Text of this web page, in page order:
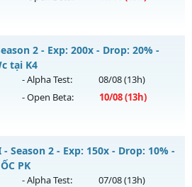
Cuốc Không Mốc Nạp Giá Trị
- Mở máy chủ
Webzen
2 - Exp: 200x - Drop: 20% -
tại K4
- Alpha Test: 08/08(13h)
- Open Beta: 10/08(13h)
Ngọc Cao Train Wc tại K4
- Mở máy chủ
Season 2 - Exp: 150x - Drop: 10% -
PK
- Alpha Test: 07/08(13h)